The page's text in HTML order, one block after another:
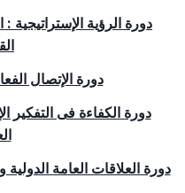
دورة الرؤية الإستراتيجية :
دورة الإتصال
دورة الكفاءة فى التفكير
دورة العلاقات العامة